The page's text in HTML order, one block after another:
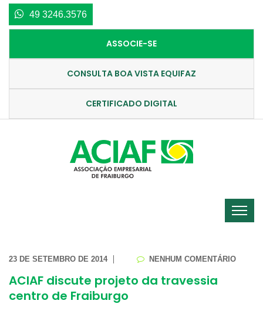
49 3246.3576
ASSOCIE-SE
CONSULTA BOA VISTA EQUIFAZ
CERTIFICADO DIGITAL
23 DE SETEMBRO DE 2014 NENHUM COMENTÁRIO
ACIAF discute projeto da travessia
centro de Fraiburgo